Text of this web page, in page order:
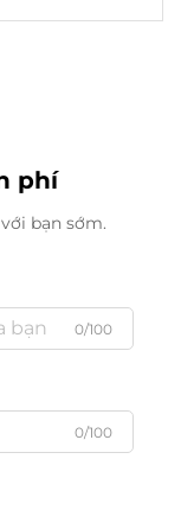
phí
bạn sớm.
0/100
0/100